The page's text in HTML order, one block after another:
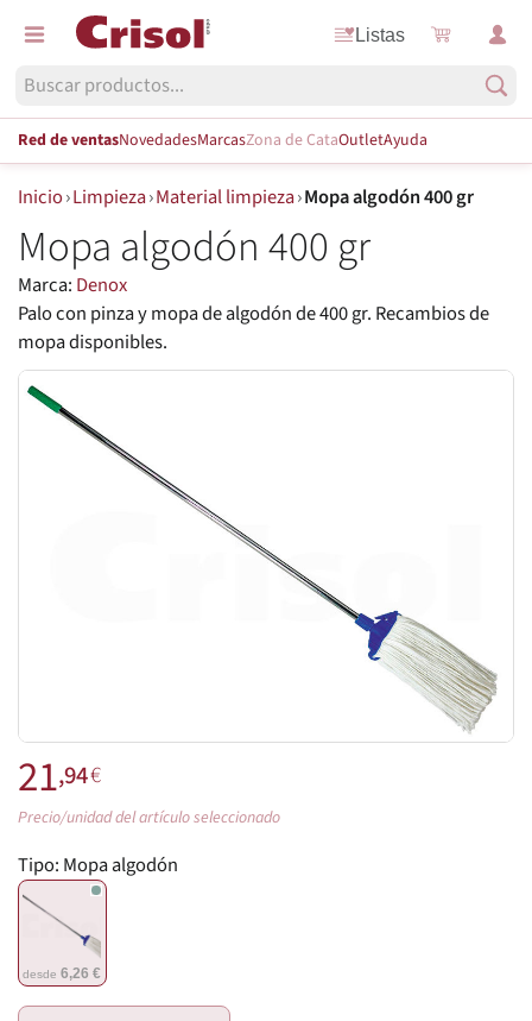
Listas
Red de ventasNovedadesMarcasZona de CataOutletAyuda
Inicio›Limpieza›Material limpieza›Mopa algodón 400 gr
Mopa algodón 400 gr
Marca: Denox
Palo con pinza y mopa de algodón de 400 gr. Recambios de
mopa disponibles.
21,94€
Precio/unidad del artículo seleccionado
Tipo: Mopa algodón
desde6,26 €